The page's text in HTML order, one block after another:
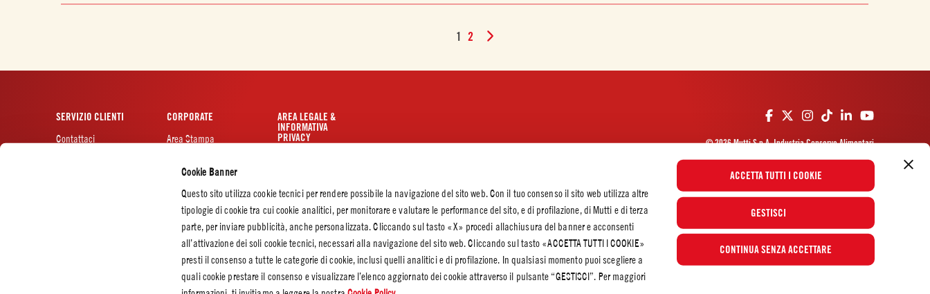
Cookie Banner
Questo sito utilizza cookie tecnici per rendere possibile la navigazione del sito web. Con il tuo consenso il sito web utilizza altre
tipologie di cookie tra cui cookie analitici, per monitorare e valutare le performance del sito, e di profilazione, di Mutti e di terza
parte, per inviare pubblicità, anche personalizzata. Cliccando sul tasto «X» procedi allachiusura del banner e acconsenti
all’attivazione dei soli cookie tecnici, necessari alla navigazione del sito web. Cliccando sul tasto «ACCETTA TUTTI I COOKIE»
presti il consenso a tutte le categorie di cookie, inclusi quelli analitici e di profilazione. In qualsiasi momento puoi scegliere a
quali cookie prestare il consenso e visualizzare l’elenco aggiornato dei cookie attraverso il pulsante “GESTISCI”. Per maggiori
ACCETTA TUTTI I COOKIE
GESTISCI
CONTINUA SENZA ACCETTARE
1 2
SERVIZIO CLIENTI
Contattaci
CORPORATE
Area Stampa
Codice etico
Lavora con noi
Sostenibilità
Il Fotovoltaico a
Fiordagosto
Progetto di
Ampliamento
Fiordagosto
AREA LEGALE &
INFORMATIVA
PRIVACY
Impostazioni Cookie
© 2026 Mutti S.p.A. Industria Conserve Alimentari